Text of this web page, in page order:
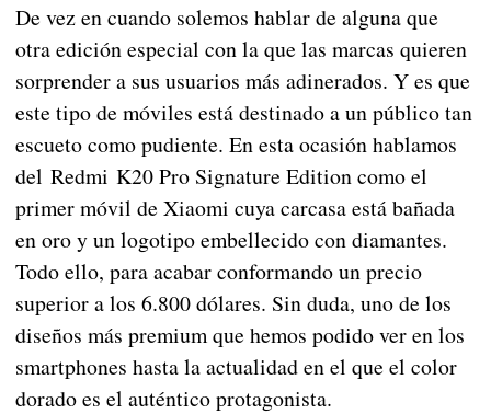
De vez en cuando solemos hablar de alguna que
otra edición especial con la que las marcas quieren
sorprender a sus usuarios más adinerados. Y es que
este tipo de móviles está destinado a un público tan
escueto como pudiente. En esta ocasión hablamos
del Redmi K20 Pro Signature Edition como el
primer móvil de Xiaomi cuya carcasa está bañada
en oro y un logotipo embellecido con diamantes.
Todo ello, para acabar conformando un precio
superior a los 6.800 dólares. Sin duda, uno de los
diseños más premium que hemos podido ver en los
smartphones hasta la actualidad en el que el color
dorado es el auténtico protagonista.